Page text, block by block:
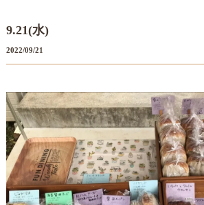
9.21(水)
2022/09/21